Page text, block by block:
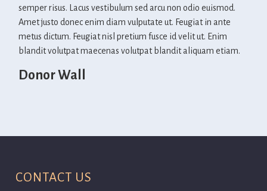
semper risus. Lacus vestibulum sed arcu non odio euismod.
Amet justo donec enim diam vulputate ut. Feugiat in ante
metus dictum. Feugiat nisl pretium fusce id velit ut. Enim
blandit volutpat maecenas volutpat blandit aliquam etiam.
Donor Wall
CONTACT US